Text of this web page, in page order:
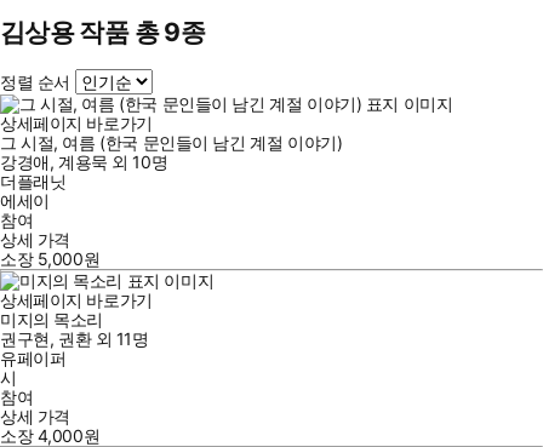
김상용 작품 총 9종
정렬 순서
상세페이지 바로가기
그 시절, 여름 (한국 문인들이 남긴 계절 이야기)
강경애, 계용묵 외10명
더플래닛
에세이
참여
상세 가격
소장 5,000원
상세페이지 바로가기
미지의 목소리
권구현, 권환외 11명
유페이퍼
시
참여
상세 가격
소장4,000원